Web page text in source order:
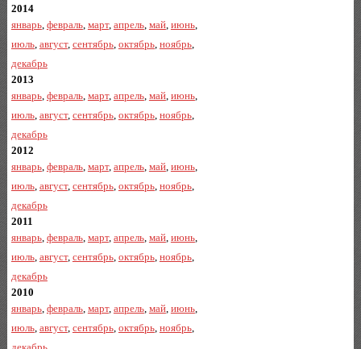
2014
январь, февраль, март, апрель, май, июнь,
июль, август, сентябрь, октябрь, ноябрь,
декабрь
2013
январь, февраль, март, апрель, май, июнь,
июль, август, сентябрь, октябрь, ноябрь,
декабрь
2012
январь, февраль, март, апрель, май, июнь,
июль, август, сентябрь, октябрь, ноябрь,
декабрь
2011
январь, февраль, март, апрель, май, июнь,
июль, август, сентябрь, октябрь, ноябрь,
декабрь
2010
январь, февраль, март, апрель, май, июнь,
июль, август, сентябрь, октябрь, ноябрь,